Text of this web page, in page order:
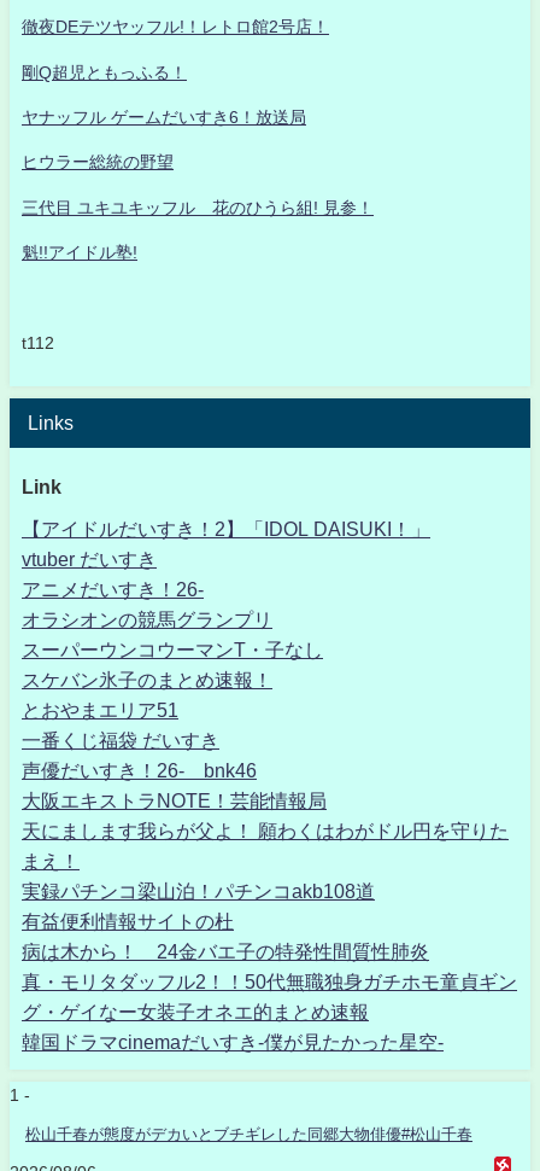
徹夜DEテツヤッフル!！レトロ館2号店！
剛Q超児ともっふる！
ヤナッフル ゲームだいすき6！放送局
ヒウラー総統の野望
三代目 ユキユキッフル 花のひうら組! 見参！
魁!!アイドル塾!
t112
Links
Link
【アイドルだいすき！2】「IDOL DAISUKI！」
vtuber だいすき
アニメだいすき！26-
オラシオンの競馬グランプリ
スーパーウンコウーマンT・子なし
スケバン氷子のまとめ速報！
とおやまエリア51
一番くじ福袋 だいすき
声優だいすき！26- bnk46
大阪エキストラNOTE！芸能情報局
天にまします我らが父よ！ 願わくはわがドル円を守りた
まえ！
実録パチンコ梁山泊！パチンコakb108道
有益便利情報サイトの杜
病は木から！ 24金バエ子の特発性間質性肺炎
真・モリタダッフル2！！50代無職独身ガチホモ童貞ギン
グ・ゲイなー女装子オネエ的まとめ速報
韓国ドラマcinemaだいすき-僕が見たかった星空-
1 -
松山千春が態度がデカいとブチギレした同郷大物俳優#松山千春